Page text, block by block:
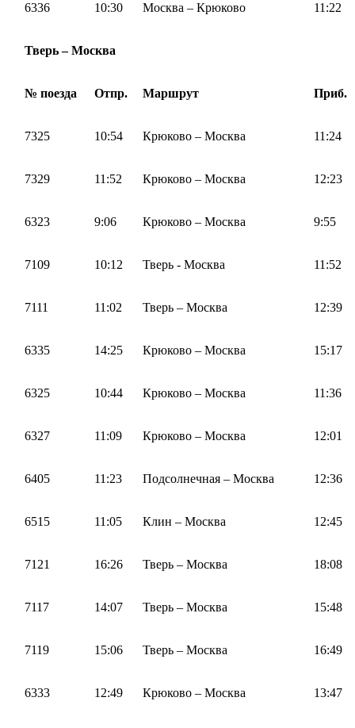
6336 10:30 Москва – Крюково 11:22
Тверь – Москва
№ поезда Отпр. Маршрут Приб.
7325 10:54 Крюково – Москва 11:24
7329 11:52 Крюково – Москва 12:23
6323 9:06 Крюково – Москва 9:55
7109 10:12 Тверь - Москва 11:52
7111 11:02 Тверь – Москва 12:39
6335 14:25 Крюково – Москва 15:17
6325 10:44 Крюково – Москва 11:36
6327 11:09 Крюково – Москва 12:01
6405 11:23 Подсолнечная – Москва 12:36
6515 11:05 Клин – Москва 12:45
7121 16:26 Тверь – Москва 18:08
7117 14:07 Тверь – Москва 15:48
7119 15:06 Тверь – Москва 16:49
6333 12:49 Крюково – Москва 13:47